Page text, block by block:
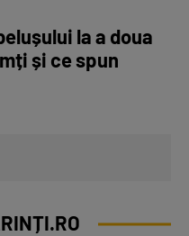
la a doua
și ce spun